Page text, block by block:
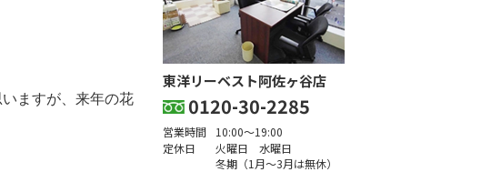
ますが、来年の花
東洋リーベスト阿佐ヶ谷店
0120-30-2285
営業時間
10:00～19:00
定休日
火曜日 水曜日
冬期（1月～3月は無休）